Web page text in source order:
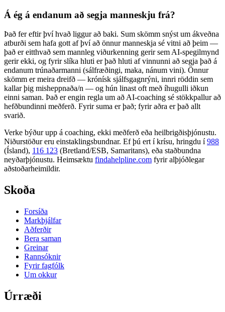
Á ég á endanum að segja manneskju frá?
Það fer eftir því hvað liggur að baki. Sum skömm snýst um ákveðna
atburði sem hafa gott af því að önnur manneskja sé vitni að þeim —
það er eitthvað sem mannleg viðurkenning gerir sem AI-spegilmynd
gerir ekki, og fyrir slíka hluti er það hluti af vinnunni að segja það á
endanum trúnaðarmanni (sálfræðingi, maka, nánum vini). Önnur
skömm er meira dreifð — krónísk sjálfsgagnrýni, innri röddin sem
kallar þig misheppnaða/n — og hún linast oft með íhugulli iðkun
einni saman. Það er engin regla um að AI-coaching sé stökkpallur að
hefðbundinni meðferð. Fyrir suma er það; fyrir aðra er það allt
svarið.
Verke býður upp á coaching, ekki meðferð eða heilbrigðisþjónustu.
Niðurstöður eru einstaklingsbundnar. Ef þú ert í krísu, hringdu í 988
(Ísland), 116 123 (Bretland/ESB, Samaritans), eða staðbundna
neyðarþjónustu. Heimsæktu findahelpline.com fyrir alþjóðlegar
aðstoðarheimildir.
Skoða
Forsíða
Markþjálfar
Aðferðir
Bera saman
Greinar
Rannsóknir
Fyrir fagfólk
Um okkur
Úrræði